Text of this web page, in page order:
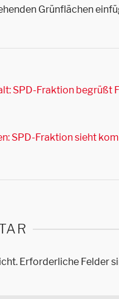
Grünflächen
SPD-Fraktion begrüßt
SPD-Fraktion sieht
Erforderliche Felder